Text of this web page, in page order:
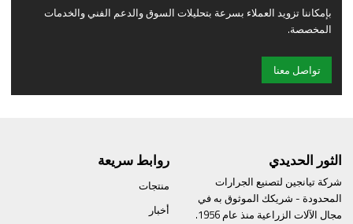
بإمكاننا تزويد العملاء بسرعة بتحليلات السوق والدعم الفني والخدمات
المخصصة.
تواصل معنا
الثور الحديدي
شركة تيانجين لتصنيع الجرارات
المحدودة - شريكك الموثوق به في
مجال الآلات الزراعية منذ عام 1956.
روابط سريعة
منتجات
أخبار